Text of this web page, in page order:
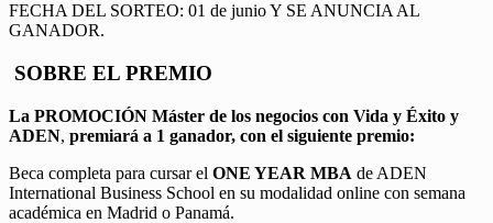
FECHA DEL SORTEO: 01 de junio Y SE ANUNCIA AL
GANADOR.
SOBRE EL PREMIO
La PROMOCIÓN Máster de los negocios con Vida y Éxito y
ADEN, premiará a 1 ganador, con el siguiente premio:
Beca completa para cursar el ONE YEAR MBA de ADEN
International Business School en su modalidad online con semana
académica en Madrid o Panamá.